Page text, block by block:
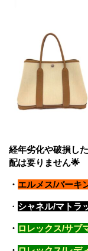
経年劣化や破損し
配は要りません🌟
・ エルメス/バーキ
・ シャネル/マトラ
・ ロレックス/サブ